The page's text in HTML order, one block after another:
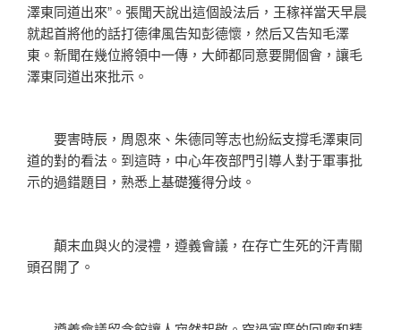
澤東同道出來”。張聞天說出這個設法后，王稼祥當天早晨
就起首將他的話打德律風告知彭德懷，然后又告知毛澤
東。新聞在幾位將領中一傳，大師都同意要開個會，讓毛
澤東同道出來批示。
要害時辰，周恩來、朱德同等志也紛紜支撐毛澤東同
道的對的看法。到這時，中心年夜部門引導人對于軍事批
示的過錯題目，熟悉上基礎獲得分歧。
顛末血與火的浸禮，遵義會議，在存亡生死的汗青關
頭召開了。